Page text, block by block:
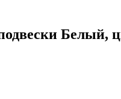
Белый,